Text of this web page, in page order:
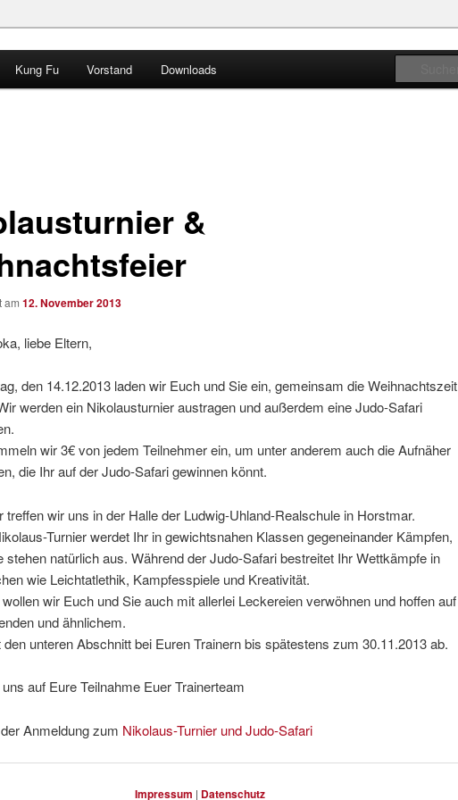
Kung Fu Vorstand Downloads
&
am 12. November 2013
liebe Eltern,
den 14.12.2013 laden wir Euch und Sie ein, gemeinsam die Weihnachtszeit
werden ein Nikolausturnier austragen und außerdem eine Judo-Safari
wir 3€ von jedem Teilnehmer ein, um unter anderem auch die Aufnäher
die Ihr auf der Judo-Safari gewinnen könnt.
treffen wir uns in der Halle der Ludwig-Uhland-Realschule in Horstmar.
Turnier werdet Ihr in gewichtsnahen Klassen gegeneinander Kämpfen,
stehen natürlich aus. Während der Judo-Safari bestreitet Ihr Wettkämpfe in
wie Leichtatlethik, Kampfesspiele und Kreativität.
wir Euch und Sie auch mit allerlei Leckereien verwöhnen und hoffen auf
und ähnlichem.
den unteren Abschnitt bei Euren Trainern bis spätestens zum 30.11.2013 ab.
auf Eure Teilnahme Euer Trainerteam
Anmeldung zum Nikolaus-Turnier und Judo-Safari
Impressum | Datenschutz